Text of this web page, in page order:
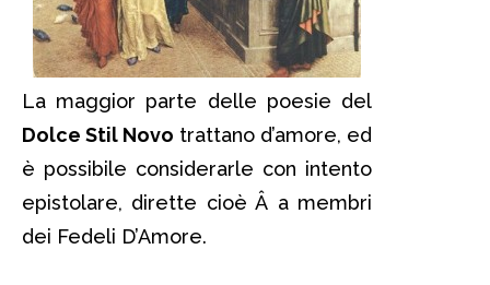
La maggior parte delle poesie del
Dolce Stil Novo trattano d’amore, ed
è possibile considerarle con intento
epistolare, dirette cioè Â a membri
dei Fedeli D’Amore.